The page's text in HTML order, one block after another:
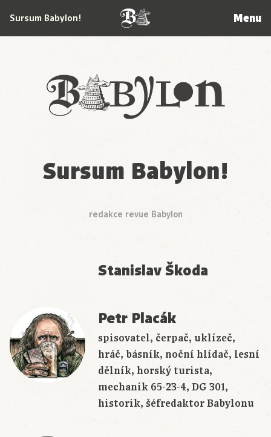
Babylon
Sursum Babylon! Menu
Sursum Babylon!
redakce revue Babylon
Stanislav Škoda
Petr Placák
spisovatel, čerpač, uklízeč,
hráč, básník, noční hlídač, lesní
dělník, horský turista,
mechanik 65-23-4, DG 301,
historik, šéfredaktor Babylonu